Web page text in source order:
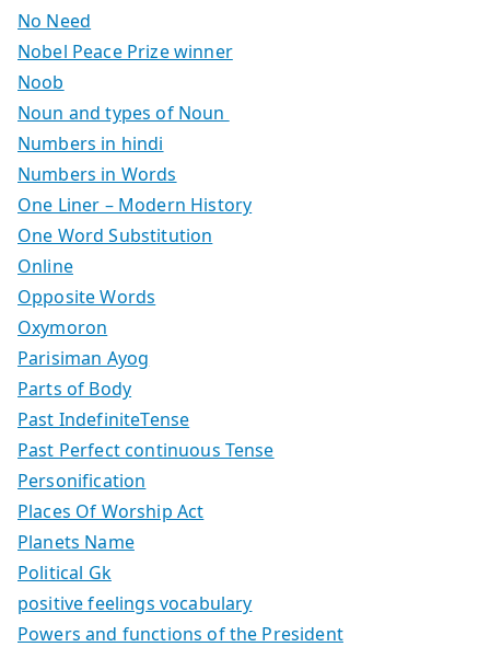
No Need
Nobel Peace Prize winner
Noob
Noun and types of Noun
Numbers in hindi
Numbers in Words
One Liner – Modern History
One Word Substitution
Online
Opposite Words
Oxymoron
Parisiman Ayog
Parts of Body
Past IndefiniteTense
Past Perfect continuous Tense
Personification
Places Of Worship Act
Planets Name
Political Gk
positive feelings vocabulary
Powers and functions of the President